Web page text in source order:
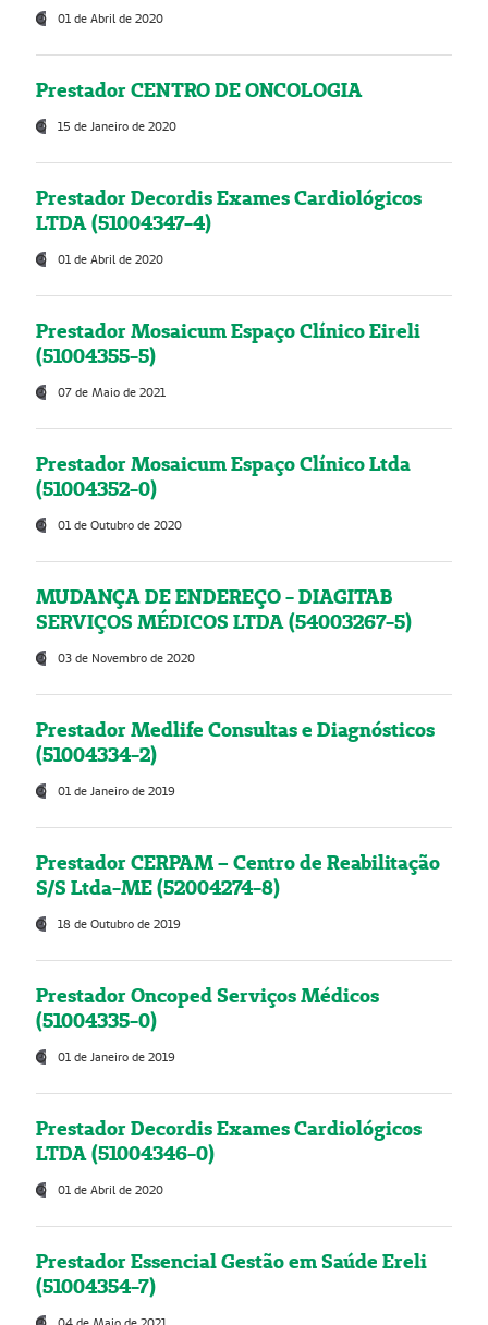
01 de Abril de 2020
Prestador CENTRO DE ONCOLOGIA
15 de Janeiro de 2020
Prestador Decordis Exames Cardiológicos
LTDA (51004347-4)
01 de Abril de 2020
Prestador Mosaicum Espaço Clínico Eireli
(51004355-5)
07 de Maio de 2021
Prestador Mosaicum Espaço Clínico Ltda
(51004352-0)
01 de Outubro de 2020
MUDANÇA DE ENDEREÇO - DIAGITAB
SERVIÇOS MÉDICOS LTDA (54003267-5)
03 de Novembro de 2020
Prestador Medlife Consultas e Diagnósticos
(51004334-2)
01 de Janeiro de 2019
Prestador CERPAM – Centro de Reabilitação
S/S Ltda-ME (52004274-8)
18 de Outubro de 2019
Prestador Oncoped Serviços Médicos
(51004335-0)
01 de Janeiro de 2019
Prestador Decordis Exames Cardiológicos
LTDA (51004346-0)
01 de Abril de 2020
Prestador Essencial Gestão em Saúde Ereli
(51004354-7)